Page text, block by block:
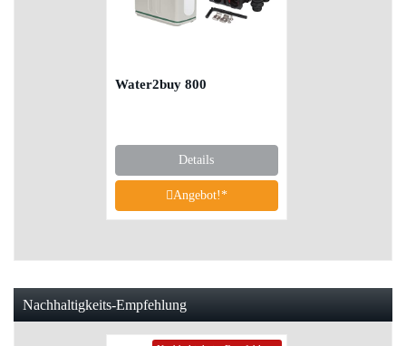
Water2buy 800
Details
Angebot!*
Nachhaltigkeits-Empfehlung